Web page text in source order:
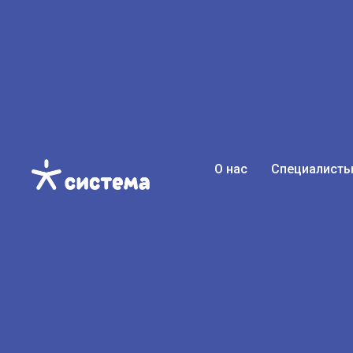
О нас Специалисты